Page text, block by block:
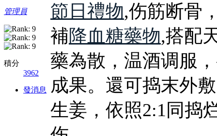
管理員
積分
3962
發消息
節日禮物,伤筋断骨
補降血糖藥物,搭配
藥為散，温酒调服
成果。還可捣末外
生姜，依照2:1同捣